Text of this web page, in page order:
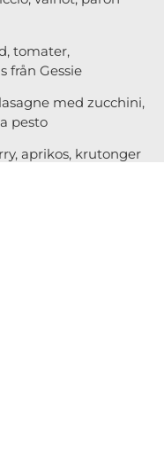
tomater,
från Gessie
med zucchini,
pesto
aprikos, krutonger